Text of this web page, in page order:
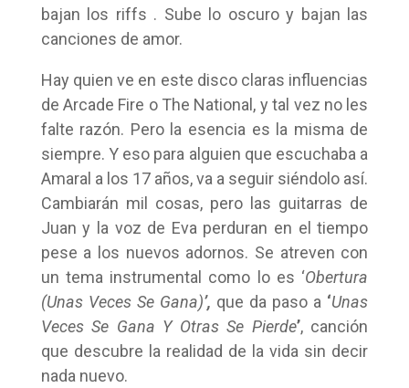
bajan los riffs . Sube lo oscuro y bajan las
canciones de amor.
Hay quien ve en este disco claras influencias
de Arcade Fire o The National, y tal vez no les
falte razón. Pero la esencia es la misma de
siempre. Y eso para alguien que escuchaba a
Amaral a los 17 años, va a seguir siéndolo así.
Cambiarán mil cosas, pero las guitarras de
Juan y la voz de Eva perduran en el tiempo
pese a los nuevos adornos. Se atreven con
un tema instrumental como lo es ‘Obertura
(Unas Veces Se Gana)’, que da paso a ‘Unas
Veces Se Gana Y Otras Se Pierde’, canción
que descubre la realidad de la vida sin decir
nada nuevo.